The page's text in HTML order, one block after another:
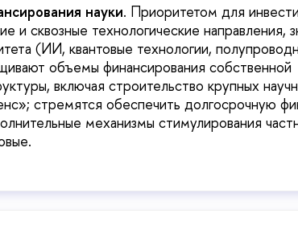
науки. Приоритетом для
и сквозные технологические направления,
(ИИ, квантовые технологии,
объемы финансирования собственной
включая строительство крупных
стремятся обеспечить долгосрочную
механизмы стимулирования